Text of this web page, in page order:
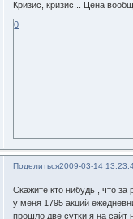
Кризис, кризис... Цена
0
Поделиться2009-03-14
Скажите кто нибудь , что за
у меня 1795 акций
прошло две сутки я на сайт